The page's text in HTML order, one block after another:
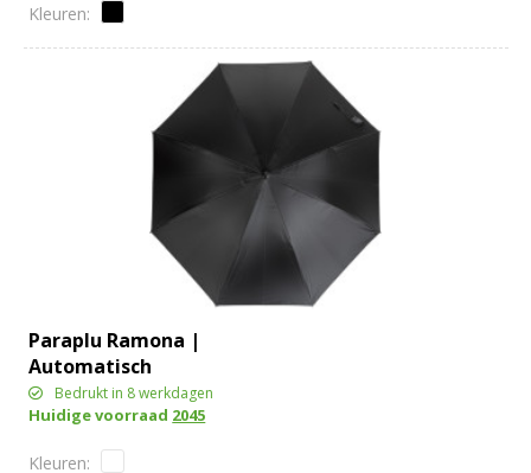
Paraplu Ramona |
Automatisch
Bedrukt in 8 werkdagen
Huidige voorraad 2045